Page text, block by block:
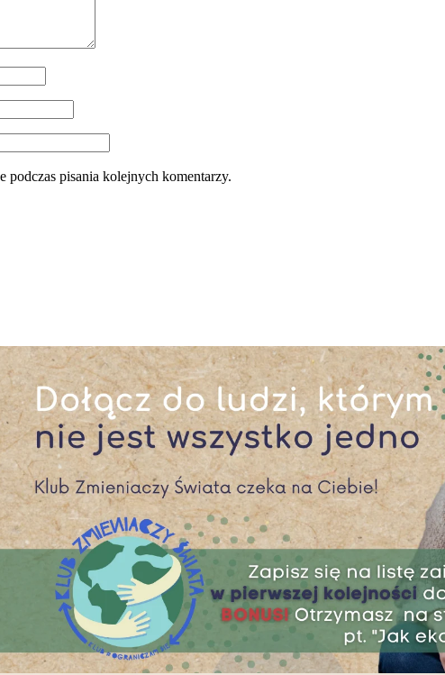
podczas pisania kolejnych komentarzy.